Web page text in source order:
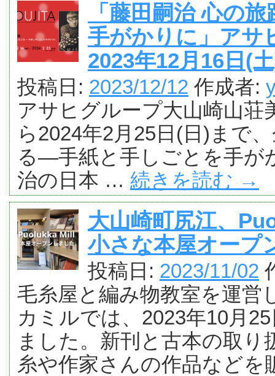
「藤田嗣治 心の
手がかりに」ア
2023年12月16日(
投稿日: 2023/12/12 作成者:
アサヒグループ大山崎山荘
ら2024年2月25日(日)まで
る―手紙と手しごとを手
治の日本 … 続きを読む →
大山崎町尻江、
小さな本屋オープ
投稿日: 2023/11/02
毛糸屋と編み物教室を運営
カミルでは、2023年10月
ました。新刊と古本の取
糸や作家さんの作品など